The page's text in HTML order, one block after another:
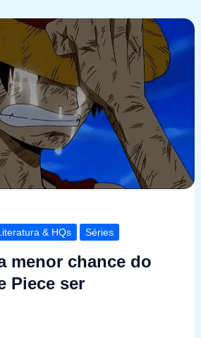
& HQs Séries
menor chance do
Piece ser